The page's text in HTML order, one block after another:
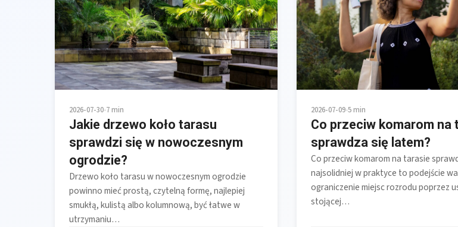
2026-07-30•7 min
Jakie drzewo koło tarasu
sprawdzi się w nowoczesnym
ogrodzie?
Drzewo koło tarasu w nowoczesnym ogrodzie
powinno mieć prostą, czytelną formę, najlepiej
smukłą, kulistą albo kolumnową, być łatwe w
utrzymaniu…
2026-07-09•5 min
Co przeciw komarom na
sprawdza się latem?
Co przeciw komarom na tarasie
najsolidniej w praktyce to podejście
ograniczenie miejsc rozrodu poprzez
stojącej…